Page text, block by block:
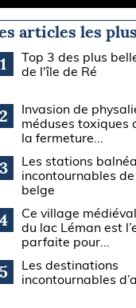
articles les
1
Top 3 des plus
de l'île de Ré
2
Invasion de
méduses toxiques
la fermeture...
3
Les stations
incontournables
belge
4
Ce village
du lac Léman est
parfaite pour...
5
Les destinations
incontournables